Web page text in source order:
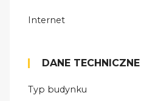
Internet
DANE TECHNICZNE
Typ budynku